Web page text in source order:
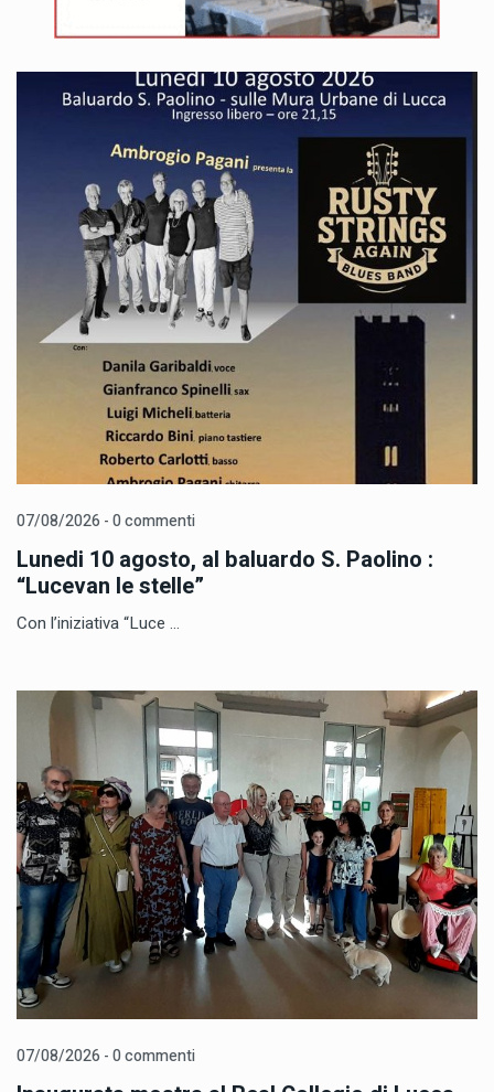
07/08/2026 - 0 commenti
Lunedi 10 agosto, al baluardo S. Paolino :
“Lucevan le stelle”
Con l’iniziativa “Luce ...
07/08/2026 - 0 commenti